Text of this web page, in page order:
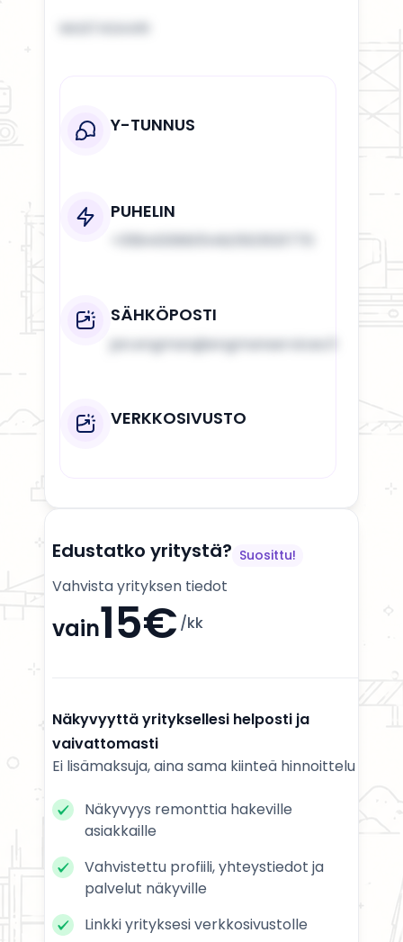
MUSTASAARI
Y-TUNNUS
PUHELIN
SÄHKÖPOSTI
jan.engman@engmanservices.fi
VERKKOSIVUSTO
Edustatko yritystä? Suosittu!
Vahvista yrityksen tiedot
vain15€ /kk
Näkyvyyttä yrityksellesi helposti ja
vaivattomasti
Ei lisämaksuja, aina sama kiinteä hinnoittelu
Näkyvyys remonttia hakeville
asiakkaille
Vahvistettu profiili, yhteystiedot ja
palvelut näkyville
Linkki yrityksesi verkkosivustolle